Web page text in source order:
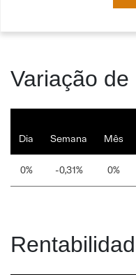
Variação de
Dia Semana Mês
0% -0,31% 0%